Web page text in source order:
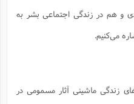
و هم در زندگی اجتماعی بشر به
می‌کنیم.
زندگی ماشینی آثار مسمومی در